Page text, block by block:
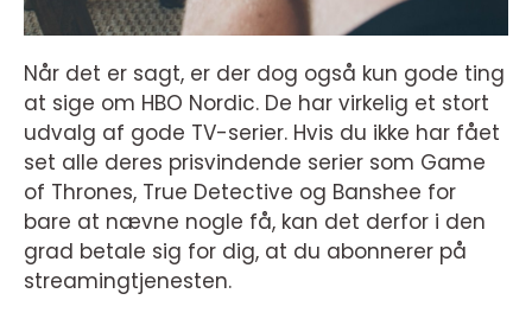
Når det er sagt, er der dog også kun gode ting
at sige om HBO Nordic. De har virkelig et stort
udvalg af gode TV-serier. Hvis du ikke har fået
set alle deres prisvindende serier som Game
of Thrones, True Detective og Banshee for
bare at nævne nogle få, kan det derfor i den
grad betale sig for dig, at du abonnerer på
streamingtjenesten.